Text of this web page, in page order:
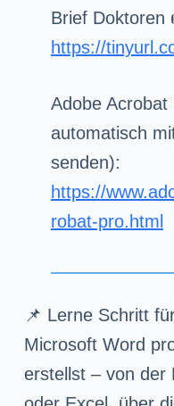
Brief Doktoren
https://
Adobe Acrobat
automatisch
senden):
https://
robat-pro.html
📌 Lerne Schritt
Microsoft Word
erstellst – von der